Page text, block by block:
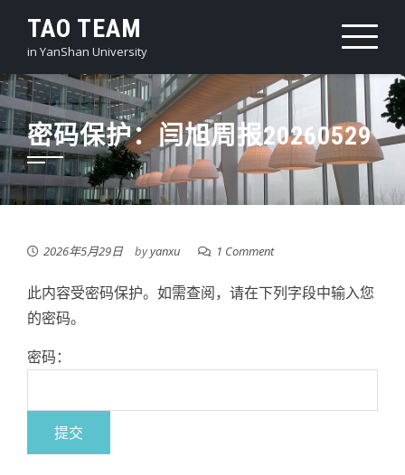
content
TAO TEAM
in YanShan University
密码保护：闫旭周报20260529
2026年5月29日 byyanxu 1 Comment
此内容受密码保护。如需查阅，请在下列字段中输入您
的密码。
密码：